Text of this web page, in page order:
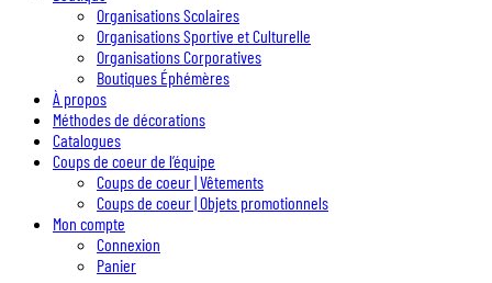
Organisations Scolaires
Organisations Sportive et Culturelle
Organisations Corporatives
Boutiques Éphémères
À propos
Méthodes de décorations
Catalogues
Coups de coeur de l’équipe
Coups de coeur | Vêtements
Coups de coeur | Objets promotionnels
Mon compte
Connexion
Panier